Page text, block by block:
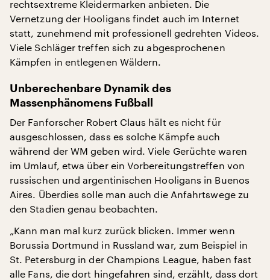
rechtsextreme Kleidermarken anbieten. Die
Vernetzung der Hooligans findet auch im Internet
statt, zunehmend mit professionell gedrehten Videos.
Viele Schläger treffen sich zu abgesprochenen
Kämpfen in entlegenen Wäldern.
Unberechenbare Dynamik des
Massenphänomens Fußball
Der Fanforscher Robert Claus hält es nicht für
ausgeschlossen, dass es solche Kämpfe auch
während der WM geben wird. Viele Gerüchte waren
im Umlauf, etwa über ein Vorbereitungstreffen von
russischen und argentinischen Hooligans in Buenos
Aires. Überdies solle man auch die Anfahrtswege zu
den Stadien genau beobachten.
„Kann man mal kurz zurück blicken. Immer wenn
Borussia Dortmund in Russland war, zum Beispiel in
St. Petersburg in der Champions League, haben fast
alle Fans, die dort hingefahren sind, erzählt, dass dort